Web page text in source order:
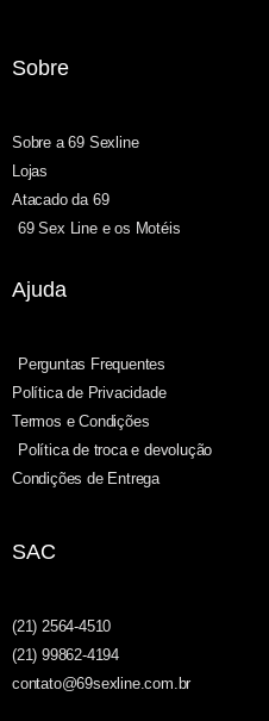
Sobre
Sobre a 69 Sexline
Lojas
Atacado da 69
69 Sex Line e os Motéis
Ajuda
Perguntas Frequentes
Política de Privacidade
Termos e Condições
Política de troca e devolução
Condições de Entrega
SAC
(21) 2564-4510
(21) 99862-4194
contato@69sexline.com.br